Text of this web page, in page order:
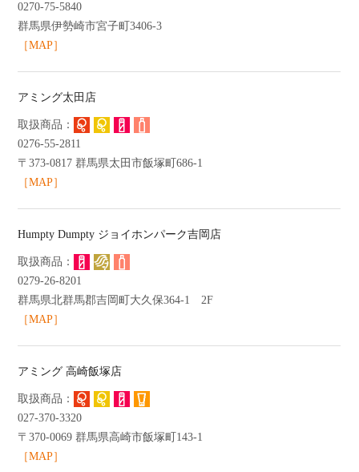
ショッピングガイド
0270-75-5840
群馬県伊勢崎市宮子町3406-3
［MAP］
アミング太田店
0276-55-2811
〒373-0817 群馬県太田市飯塚町686-1
［MAP］
Humpty Dumpty ジョイホンパーク吉岡店
0279-26-8201
群馬県北群馬郡吉岡町大久保364-1 2F
［MAP］
アミング 高崎飯塚店
027-370-3320
〒370-0069 群馬県高崎市飯塚町143-1
［MAP］